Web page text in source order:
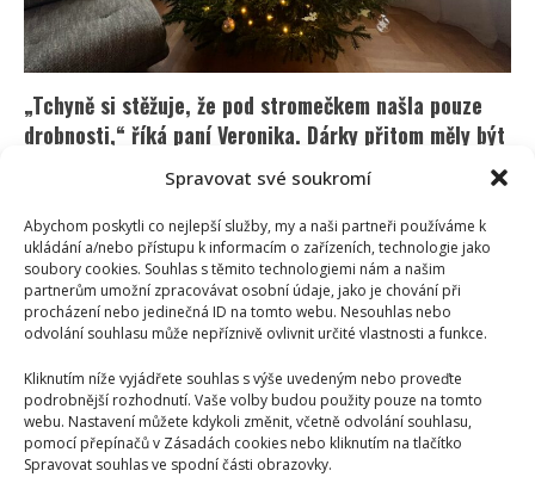
Spravovat své soukromí
Abychom poskytli co nejlepší služby, my a naši partneři používáme k
ukládání a/nebo přístupu k informacím o zařízeních, technologie jako
soubory cookies. Souhlas s těmito technologiemi nám a našim
partnerům umožní zpracovávat osobní údaje, jako je chování při
procházení nebo jedinečná ID na tomto webu. Nesouhlas nebo
odvolání souhlasu může nepříznivě ovlivnit určité vlastnosti a funkce.
Kliknutím níže vyjádřete souhlas s výše uvedeným nebo proveďte
podrobnější rozhodnutí. Vaše volby budou použity pouze na tomto
webu. Nastavení můžete kdykoli změnit, včetně odvolání souhlasu,
pomocí přepínačů v Zásadách cookies nebo kliknutím na tlačítko
Spravovat souhlas ve spodní části obrazovky.
„Tchyně si stěžuje, že pod stromečkem našla pouze
drobnosti,“ říká paní Veronika. Dárky přitom měly být
Štědrý den byl před pár dny a tchyně paní Veroniky si
každému na potkání stěžuje, jak dostala...
VíceRead
more
si
stěžuje,
že
pod
stromečkem
našla